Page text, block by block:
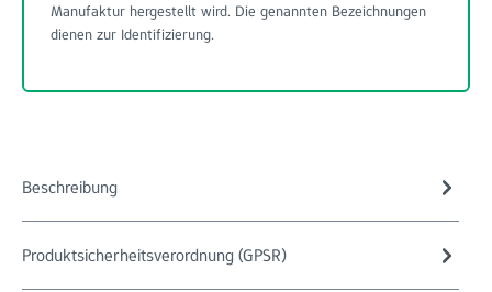
Manufaktur hergestellt wird. Die genannten Bezeichnungen
dienen zur Identifizierung.
Beschreibung
Produktsicherheitsverordnung (GPSR)